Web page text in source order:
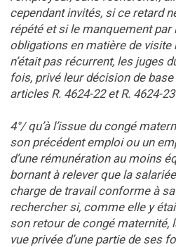
cependant invités, si ce retard
répété et si le manquement par
obligations en matière de visite
n’était pas récurrent, les juges
fois, privé leur décision de
articles R. 4624-22 et R. 4624-
4°/ qu’à l’issue du congé
son précédent emploi ou un
d’une rémunération au moins
bornant à relever que la
charge de travail conforme à
rechercher si, comme elle y
son retour de congé maternité,
vue privée d’une partie de ses